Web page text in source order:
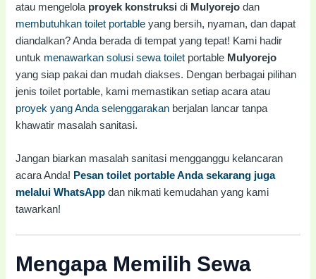
atau mengelola proyek konstruksi di Mulyorejo dan
membutuhkan toilet portable yang bersih, nyaman, dan dapat
diandalkan? Anda berada di tempat yang tepat! Kami hadir
untuk menawarkan solusi sewa toilet portable Mulyorejo
yang siap pakai dan mudah diakses. Dengan berbagai pilihan
jenis toilet portable, kami memastikan setiap acara atau
proyek yang Anda selenggarakan berjalan lancar tanpa
khawatir masalah sanitasi.
Jangan biarkan masalah sanitasi mengganggu kelancaran
acara Anda! Pesan toilet portable Anda sekarang juga
melalui WhatsApp dan nikmati kemudahan yang kami
tawarkan!
Mengapa Memilih Sewa